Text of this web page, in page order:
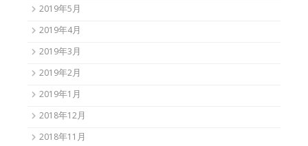
2019年5月
2019年4月
2019年3月
2019年2月
2019年1月
2018年12月
2018年11月